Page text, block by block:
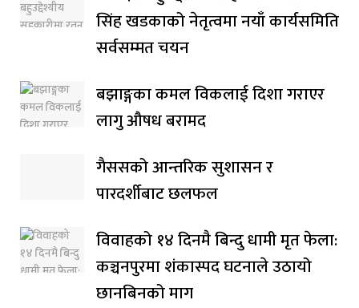
सिंह खडकाको नेतृत्वमा नयाँ कार्यसमिति
सर्वसम्मत चयन
बझाङ्गका कमल विकलाई दिशा गराएर
लागु औषध बरामद
गैससको आन्तरिक सुशासन र
पारदर्शीबाट छलफल
विवाहको १४ दिनमै बिन्दु धामी मृत फेला:
कञ्चनपुरमा शंकास्पद घटनाले उठायो
छानबिनको माग